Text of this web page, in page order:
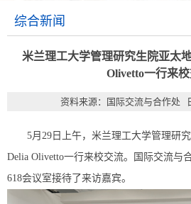
综合新闻
米兰理工大学管理研究生院亚太
Olivetto一行来
资料来源：国际交流与合作处
5月29日上午，米兰理工大学管理研
Delia Olivetto一行来校交流。国际交流与
618会议室接待了来访嘉宾。